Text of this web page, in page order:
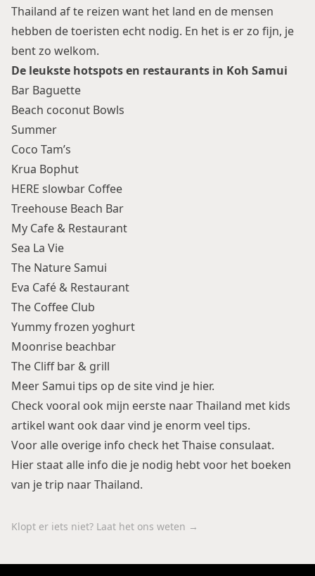
Thailand af te reizen want het land en de mensen
hebben de toeristen echt nodig. En het is er zo fijn, je
bent zo welkom.
De leukste hotspots en restaurants in Koh Samui
Bar Baguette
Beach coconut Bowls
Summer
Coco Tam’s
Krua Bophut
HERE slowbar Coffee
Treehouse Beach Bar
My Cafe & Restaurant
Sea La Vie
The Nature Samui
Eva Café & Restaurant
The Coffee Club
Yummy frozen yoghurt
Moonrise beachbar
The Cliff bar & grill
Meer Samui tips op de site vind je hier.
Check vooral ook mijn eerste naar Thailand met kids
artikel want ook daar vind je enorm veel tips.
Voor alle overige info check hetThaise consulaat.
Hier staat alle info die je nodig hebt voor het boeken
van je trip naar Thailand.
Klopt er iets niet? Laat het ons weten →